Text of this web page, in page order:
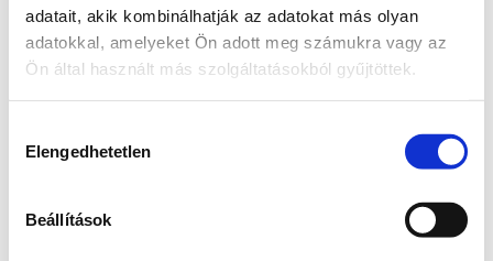
adatait, akik kombinálhatják az adatokat más olyan
adatokkal, amelyeket Ön adott meg számukra vagy az
Ön által használt más szolgáltatásokból gyűjtöttek.
kiválasztása
Elengedhetetlen
Beállítások
loadingwww.bicapp.hu
(see the browser console for more